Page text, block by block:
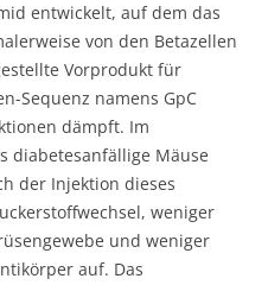
entwickelt, auf dem das
von den Betazellen
Vorprodukt für
Sequenz namens GpC
dämpft. Im
diabetesanfällige Mäuse
der Injektion dieses
weniger
und weniger
auf. Das